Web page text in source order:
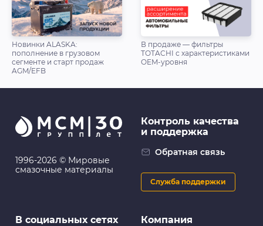
Новинки ALASKA:
пополнение в грузовом
сегменте и старт продаж
AGM/EFB
В продаже — фильтры
TOTACHI с характеристиками
OEM-уровня
1996-2026 © Мировые
смазочные материалы
Компания
Контроль качества
и поддержка
Обратная связь
Служба поддержки
В социальных сетях